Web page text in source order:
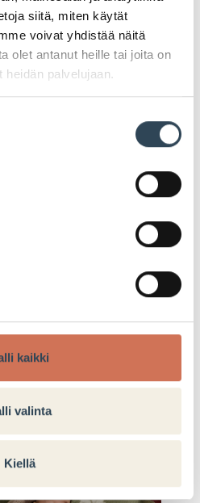
siitä, miten käytät
voivat yhdistää näitä
olet antanut heille tai joita on
palvelujaan.
kaikki
valinta
Kiellä
2. kerrokseen ke